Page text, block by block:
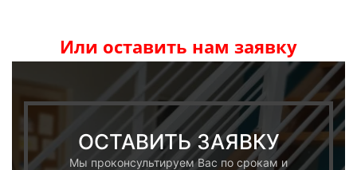
Или оставить нам заявку
ОСТАВИТЬ ЗАЯВКУ
Мы проконсультируем Вас по срокам и